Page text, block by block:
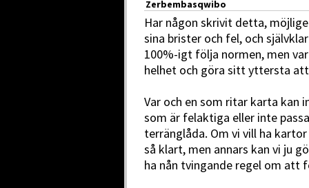
Zerbembasqwibo
Har någon skrivit detta,
sina brister och fel, och
100%-igt följa normen, men
helhet och göra sitt yttersta
Var och en som ritar karta kan
som är felaktiga eller inte
terränglåda. Om vi vill ha
så klart, men annars kan vi ju
ha nån tvingande regel om att